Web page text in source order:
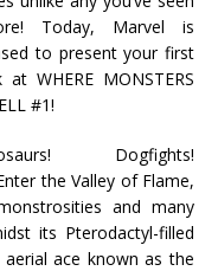
Today, Marvel is
to present your first
at WHERE MONSTERS
#1!
Dogfights!
the Valley of Flame,
and many
its Pterodactyl-filled
ace known as the